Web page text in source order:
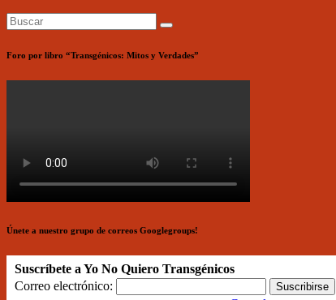
Foro por libro “Transgénicos: Mitos y Verdades”
Únete a nuestro grupo de correos Googlegroups!
Suscríbete a Yo No Quiero Transgénicos
Correo electrónico: